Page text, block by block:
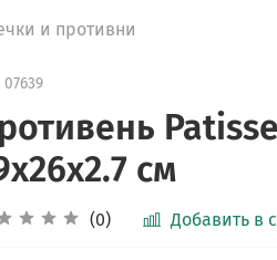
и противни
07639
см
(0) Добавить в